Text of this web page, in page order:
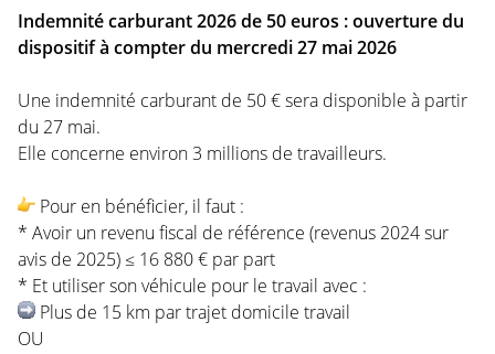
Indemnité carburant 2026 de 50 euros : ouverture du
dispositif à compter du mercredi 27 mai 2026
Une indemnité carburant de 50 € sera disponible à partir
du 27 mai.
Elle concerne environ 3 millions de travailleurs.
Pour en bénéficier, il faut :
* Avoir un revenu fiscal de référence (revenus 2024 sur
avis de 2025) ≤ 16 880 € par part
* Et utiliser son véhicule pour le travail avec :
Plus de 15 km par trajet domicile travail
OU